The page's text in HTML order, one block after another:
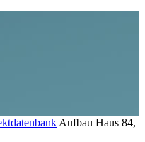
Aufbau Haus 84,